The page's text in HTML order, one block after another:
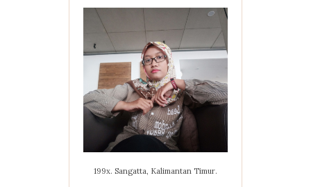
199x. Sangatta, Kalimantan Timur.